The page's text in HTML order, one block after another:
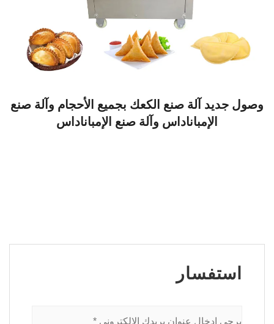
وصول جديد آلة صنع الكعك بجميع الأحجام وآلة صنع
الإمباناداس وآلة صنع الإمباناداس
استفسار